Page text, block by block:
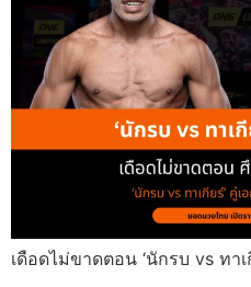
เดือดไม่ขาดตอน ‘นักรบ vs ทา